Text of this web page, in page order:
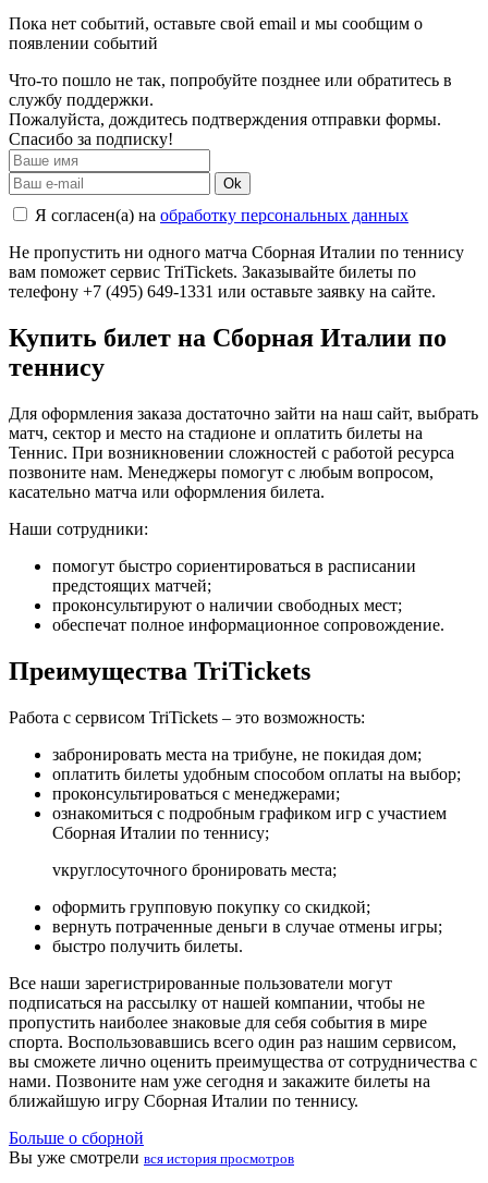
Пока нет событий, оставьте свой email и мы сообщим о
появлении событий
Что-то пошло не так, попробуйте позднее или обратитесь в
службу поддержки.
Пожалуйста, дождитесь подтверждения отправки формы.
Спасибо за подписку!
Ok
Я согласен(а) на обработку персональных данных
Не пропустить ни одного матча Сборная Италии по теннису
вам поможет сервис TriTickets. Заказывайте билеты по
телефону +7 (495) 649-1331 или оставьте заявку на сайте.
Купить билет на Сборная Италии по
теннису
Для оформления заказа достаточно зайти на наш сайт, выбрать
матч, сектор и место на стадионе и оплатить билеты на
Теннис. При возникновении сложностей с работой ресурса
позвоните нам. Менеджеры помогут с любым вопросом,
касательно матча или оформления билета.
Наши сотрудники:
помогут быстро сориентироваться в расписании
предстоящих матчей;
проконсультируют о наличии свободных мест;
обеспечат полное информационное сопровождение.
Преимущества TriTickets
Работа с сервисом TriTickets – это возможность:
забронировать места на трибуне, не покидая дом;
оплатить билеты удобным способом оплаты на выбор;
проконсультироваться с менеджерами;
ознакомиться с подробным графиком игр с участием
Сборная Италии по теннису;
vкруглосуточного бронировать места;
оформить групповую покупку со скидкой;
вернуть потраченные деньги в случае отмены игры;
быстро получить билеты.
Все наши зарегистрированные пользователи могут
подписаться на рассылку от нашей компании, чтобы не
пропустить наиболее знаковые для себя события в мире
спорта. Воспользовавшись всего один раз нашим сервисом,
вы сможете лично оценить преимущества от сотрудничества с
нами. Позвоните нам уже сегодня и закажите билеты на
ближайшую игру Сборная Италии по теннису.
Больше о сборной
Вы уже смотрели вся история просмотров